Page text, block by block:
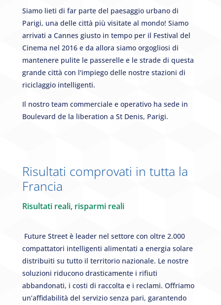
Siamo lieti di far parte del paesaggio urbano di
Parigi, una delle città più visitate al mondo! Siamo
arrivati a Cannes giusto in tempo per il Festival del
Cinema nel 2016 e da allora siamo orgogliosi di
mantenere pulite le passerelle e le strade di questa
grande città con l'impiego delle nostre stazioni di
riciclaggio intelligenti.
Il nostro team commerciale e operativo ha sede in
Boulevard de la liberation a St Denis, Parigi.
Risultati comprovati in tutta la
Francia
Risultati reali, risparmi reali
Future Street è leader nel settore con oltre 2.000
compattatori intelligenti alimentati a energia solare
distribuiti su tutto il territorio nazionale. Le nostre
soluzioni riducono drasticamente i rifiuti
abbandonati, i costi di raccolta e i reclami. Offriamo
un’affidabilità del servizio senza pari, garantendo